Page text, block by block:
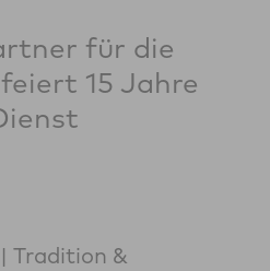
für die
15 Jahre
Tradition &